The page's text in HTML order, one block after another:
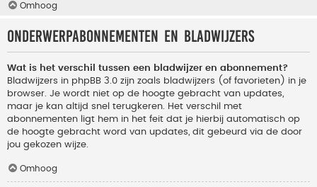
Omhoog
Onderwerpabonnementen en bladwijzers
Wat is het verschil tussen een bladwijzer en abonnement?
Bladwijzers in phpBB 3.0 zijn zoals bladwijzers (of favorieten) in je
browser. Je wordt niet op de hoogte gebracht van updates,
maar je kan altijd snel terugkeren. Het verschil met
abonnementen ligt hem in het feit dat je hierbij automatisch op
de hoogte gebracht word van updates, dit gebeurd via de door
jou gekozen wijze.
Omhoog